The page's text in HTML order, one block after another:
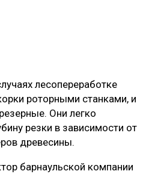
лесопереработке
роторными станками, и
Они легко
резки в зависимости от
древесины.
барнаульской компании